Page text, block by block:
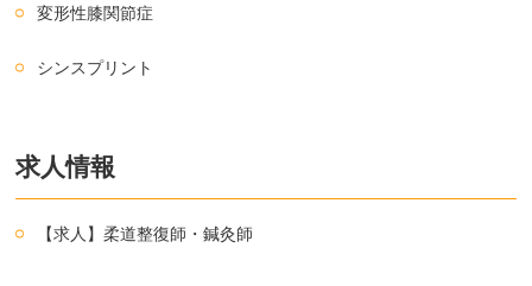
変形性膝関節症
シンスプリント
求人情報
【求人】柔道整復師・鍼灸師